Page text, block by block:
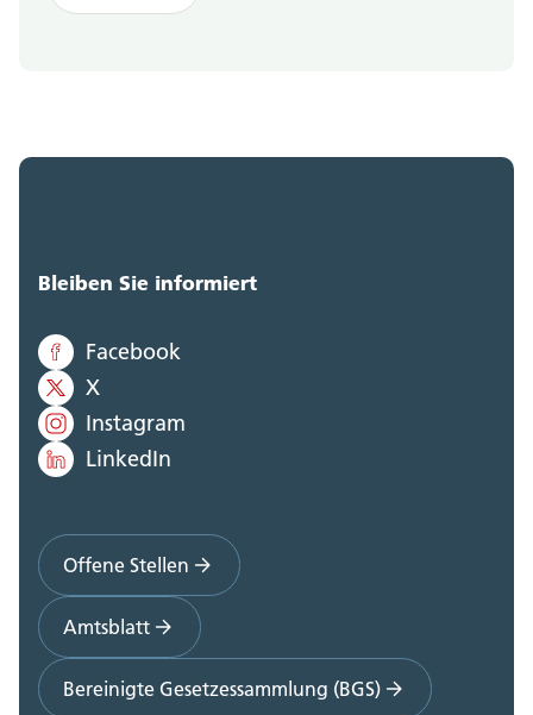
Bleiben Sie informiert
Facebook
X
Instagram
LinkedIn
Offene Stellen
Amtsblatt
Bereinigte Gesetzessammlung (BGS)